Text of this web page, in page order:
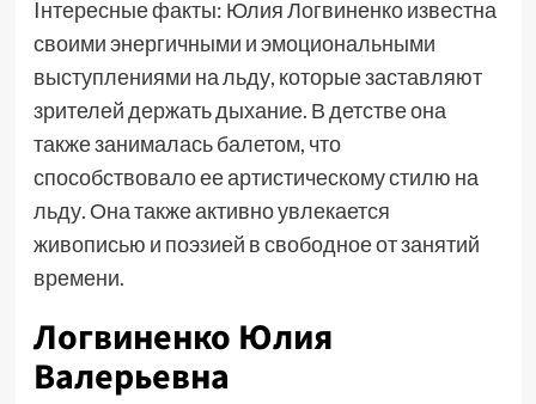
Iнтересные факты: Юлия Логвиненко известна
своими энергичными и эмоциональными
выступлениями на льду, которые заставляют
зрителей держать дыхание. В детстве она
также занималась балетом, что
способствовало ее артистическому стилю на
льду. Она также активно увлекается
живописью и поэзией в свободное от занятий
времени.
Логвиненко Юлия
Валерьевна